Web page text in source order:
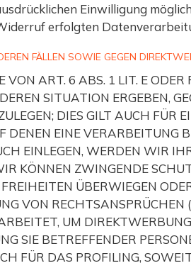
Einwilligung
erfolgten
FÄLLEN SOWIE GEGEN
ART. 6 ABS. 1 LIT. E ODER
SITUATION ERGEBEN,
DIES GILT AUCH FÜR
DENEN EINE VERARBEITUNG
EINLEGEN, WERDEN WIR
KÖNNEN ZWINGENDE
ÜBERWIEGEN
VON
UM
SIE BETREFFENDER
FÜR DAS PROFILING,